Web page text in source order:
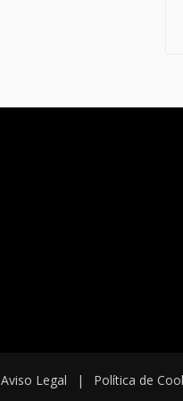
Aviso Legal | Política de